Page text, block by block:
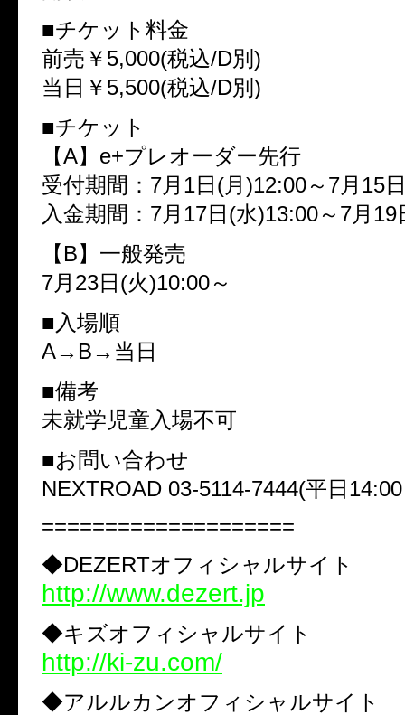
■チケット料金
前売￥5,000(税込/D別)
当日￥5,500(税込/D別)
■チケット
【A】e+プレオーダー先行
受付期間：7月1日(月)12:00～7月15
入金期間：7月17日(水)13:00～7月19
【B】一般発売
7月23日(火)10:00～
■入場順
A→B→当日
■備考
未就学児童入場不可
■お問い合わせ
NEXTROAD 03-5114-7444(平日
====================
◆DEZERTオフィシャルサイト
http://www.dezert.jp
◆キズオフィシャルサイト
http://ki-zu.com/
◆アルルカンオフィシャルサイト